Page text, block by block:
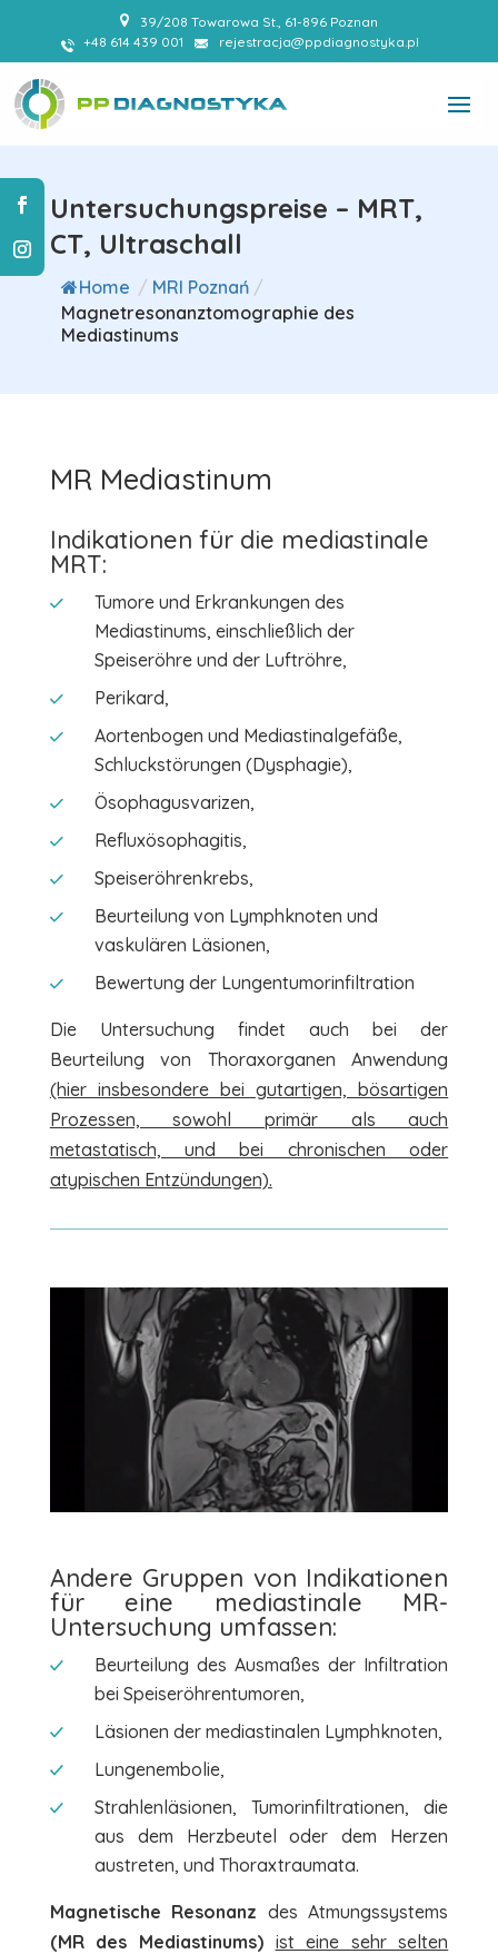
39/208 Towarowa St., 61-896 Poznan
+48 614 439 001
rejestracja@ppdiagnostyka.pl
Untersuchungspreise – MRT,
CT, Ultraschall
Home / MRI Poznań /
Magnetresonanztomographie des
Mediastinums
MR Mediastinum
Indikationen für die mediastinale
MRT:
Tumore und Erkrankungen des
Mediastinums, einschließlich der
Speiseröhre und der Luftröhre,
Perikard,
Aortenbogen und Mediastinalgefäße,
Schluckstörungen (Dysphagie),
Ösophagusvarizen,
Refluxösophagitis,
Speiseröhrenkrebs,
Beurteilung von Lymphknoten und
vaskulären Läsionen,
Bewertung der Lungentumorinfiltration
Die Untersuchung findet auch bei der
Beurteilung von Thoraxorganen Anwendung
(hier insbesondere bei gutartigen, bösartigen
Prozessen, sowohl primär als auch
metastatisch, und bei chronischen oder
atypischen Entzündungen).
Andere Gruppen von Indikationen
für eine mediastinale MR-
Untersuchung umfassen:
Beurteilung des Ausmaßes der Infiltration
bei Speiseröhrentumoren,
Läsionen der mediastinalen Lymphknoten,
Lungenembolie,
Strahlenläsionen, Tumorinfiltrationen, die
aus dem Herzbeutel oder dem Herzen
austreten, und Thoraxtraumata.
Magnetische Resonanz des Atmungssystems
(MR des Mediastinums) ist eine sehr selten